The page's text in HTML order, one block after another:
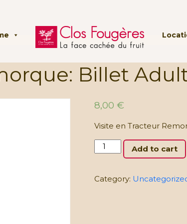
Billet
8,00 €
Visite en Tracteur
Visite
en
Remorque:
Add to cart
Category: